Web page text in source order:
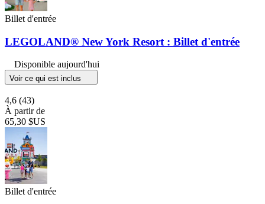
Billet d'entrée
LEGOLAND® New York Resort : Billet d'entrée
Disponible aujourd'hui
Voir ce qui est inclus
4,6 (43)
À partir de
65,30 $US
Billet d'entrée